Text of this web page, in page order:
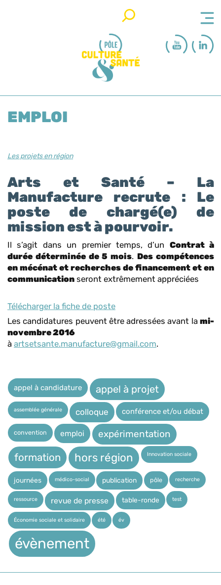
EMPLOI
Les projets en région
Arts et Santé – La
Manufacture recrute : Le
poste de chargé(e) de
mission est à pourvoir.
Il s’agit dans un premier temps, d’un Contrat à
durée déterminée de 5 mois. Des compétences
en mécénat et recherches de financement et en
communication seront extrêmement appréciées
Télécharger la fiche de poste
Les candidatures peuvent être adressées avant la mi-
novembre 2016
à artsetsante.manufacture@gmail.com.
appel à candidature appel à projet
assemblée générale colloque conférence et/ou débat
convention emploi expérimentation
formation hors région Innovation sociale
journées médico-social publication pôle recherche
ressource revue de presse table-ronde test
Économie sociale et solidaire été év
évènement